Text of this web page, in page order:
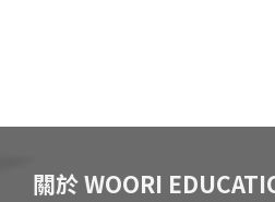
關於 WOORI